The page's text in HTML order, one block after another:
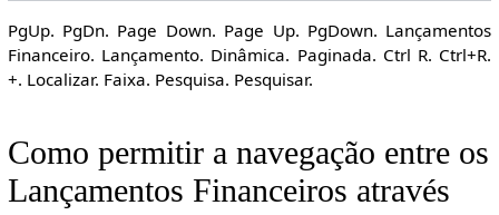
PgUp. PgDn. Page Down. Page Up. PgDown. Lançamentos
Financeiro. Lançamento. Dinâmica. Paginada. Ctrl R. Ctrl+R.
+. Localizar. Faixa. Pesquisa. Pesquisar.
Como permitir a navegação entre os
Lançamentos Financeiros através